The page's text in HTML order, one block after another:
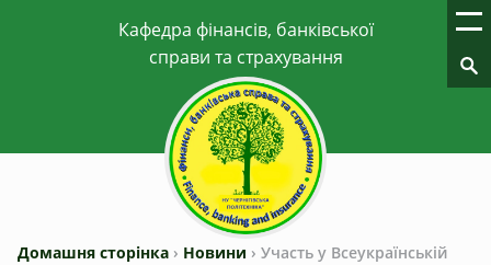
Домашня сторінка › Новини › Участь у Всеукраїнській